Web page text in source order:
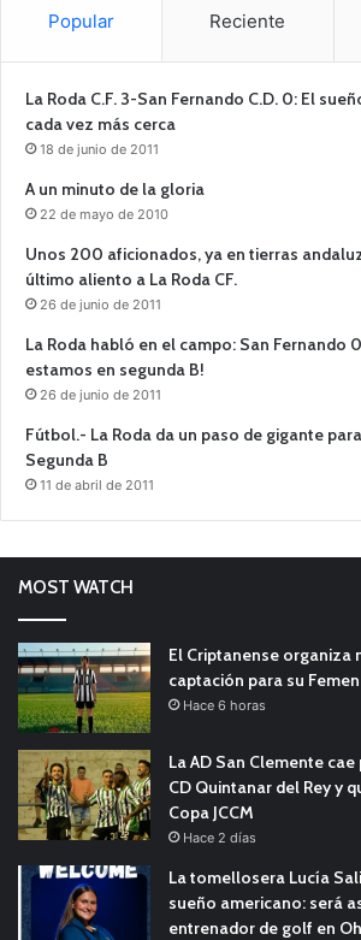
Popular Reciente
La Roda C.F. 3-San Fernando C.D. 0: El
cada vez más cerca
18 de junio de 2011
A un minuto de la gloria
22 de mayo de 2010
Unos 200 aficionados, ya en tierras
último aliento a La Roda CF.
26 de junio de 2011
La Roda habló en el campo: San Fernando 0
estamos en segunda B!
26 de junio de 2011
Fútbol.- La Roda da un paso de gigante
Segunda B
11 de abril de 2011
MOST WATCH
El Criptanense organiza
captación para su
Hace 6 horas
La AD San Clemente
CD Quintanar del Rey y
Copa JCCM
Hace 2 días
La tomellosera Lucía
sueño americano: será
entrenador de golf en